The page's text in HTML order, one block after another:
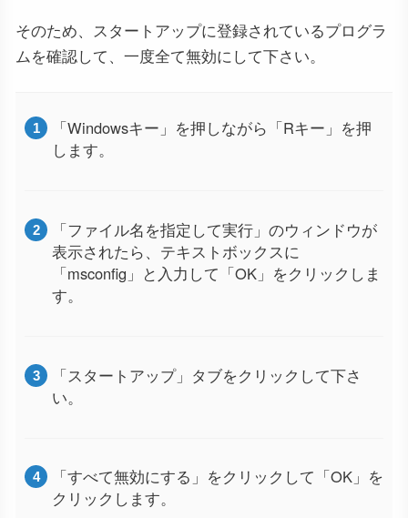
そのため、スタートアップに登録されているプログラ
ムを確認して、一度全て無効にして下さい。
「Windowsキー」を押しながら「Rキー」を押
します。
「ファイル名を指定して実行」のウィンドウが
表示されたら、テキストボックスに
「msconfig」と入力して「OK」をクリックしま
す。
「スタートアップ」タブをクリックして下さ
い。
「すべて無効にする」をクリックして「OK」を
クリックします。